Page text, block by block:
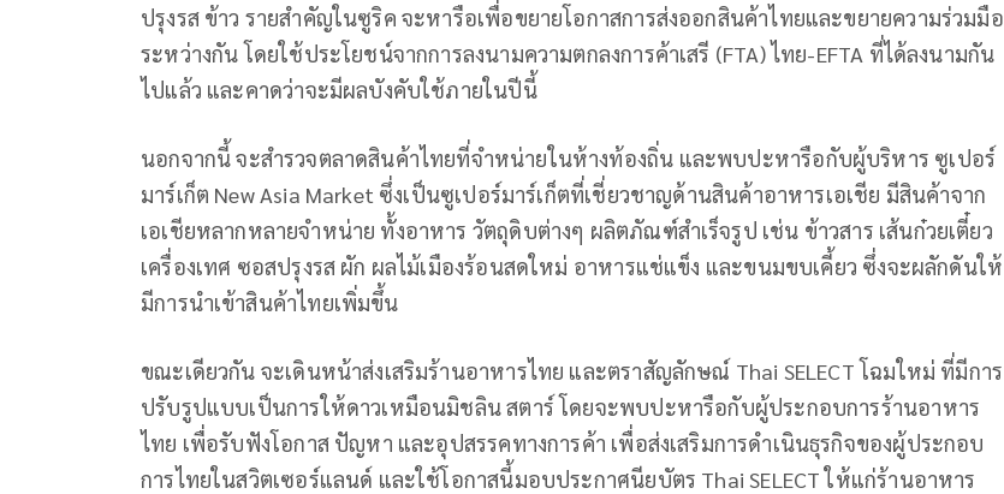
ปรุงรส ข้าว รายสำคัญในซูริค จะหารือเพื่อขยายโอกาสการส่งออกสินค้าไทยและขยายความร่วมมือ
ระหว่างกัน โดยใช้ประโยชน์จากการลงนามความตกลงการค้าเสรี (FTA) ไทย-EFTA ที่ได้ลงนามกัน
ไปแล้ว และคาดว่าจะมีผลบังคับใช้ภายในปีนี้
นอกจากนี้ จะสำรวจตลาดสินค้าไทยที่จำหน่ายในห้างท้องถิ่น และพบปะหารือกับผู้บริหาร ซูเปอร์
มาร์เก็ต New Asia Market ซึ่งเป็นซูเปอร์มาร์เก็ตที่เชี่ยวชาญด้านสินค้าอาหารเอเชีย มีสินค้าจาก
เอเชียหลากหลายจำหน่าย ทั้งอาหาร วัตถุดิบต่างๆ ผลิตภัณฑ์สำเร็จรูป เช่น ข้าวสาร เส้นก๋วยเตี๋ยว
เครื่องเทศ ซอสปรุงรส ผัก ผลไม้เมืองร้อนสดใหม่ อาหารแช่แข็ง และขนมขบเคี้ยว ซึ่งจะผลักดันให้
มีการนำเข้าสินค้าไทยเพิ่มขึ้น
ขณะเดียวกัน จะเดินหน้าส่งเสริมร้านอาหารไทย และตราสัญลักษณ์ Thai SELECT โฉมใหม่ ที่มีการ
ปรับรูปแบบเป็นการให้ดาวเหมือนมิชลิน สตาร์ โดยจะพบปะหารือกับผู้ประกอบการร้านอาหาร
ไทย เพื่อรับฟังโอกาส ปัญหา และอุปสรรคทางการค้า เพื่อส่งเสริมการดำเนินธุรกิจของผู้ประกอบ
การไทยในสวิตเซอร์แลนด์ และใช้โอกาสนี้มอบประกาศนียบัตร Thai SELECT ให้แก่ร้านอาหาร